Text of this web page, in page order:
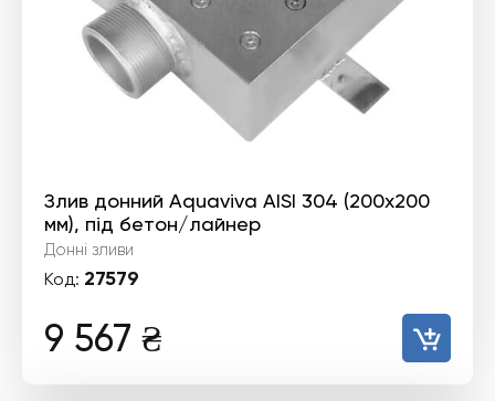
Злив донний Aquaviva AISI 304 (200x200
мм), під бетон/лайнер
Донні зливи
Код: 27579
9 567 ₴